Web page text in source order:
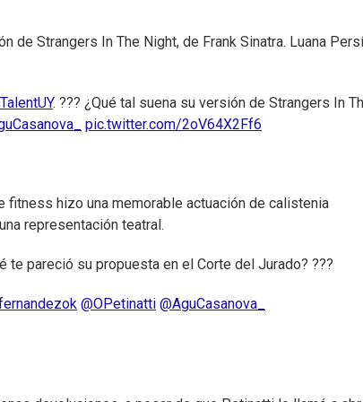
de Strangers In The Night, de Frank Sinatra. Luana
. ??? ¿Qué tal suena su versión de Strangers In
pic.twitter.com/2oV64X2Ff6
fitness hizo una memorable actuación de calistenia
representación teatral.
te pareció su propuesta en el Corte del Jurado? ???
@OPetinatti @AguCasanova_